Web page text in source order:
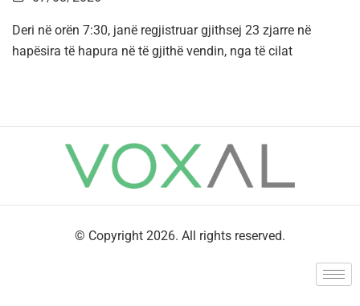
Deri në orën 7:30, janë regjistruar gjithsej 23 zjarre në
hapësira të hapura në të gjithë vendin, nga të cilat
© Copyright 2026. All rights reserved.